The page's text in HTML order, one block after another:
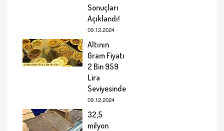
Sonuçları
Açıklandı!
09.12.2024
Altının
Gram Fiyatı
2 Bin 959
Lira
Seviyesinde
09.12.2024
32,5
milyon